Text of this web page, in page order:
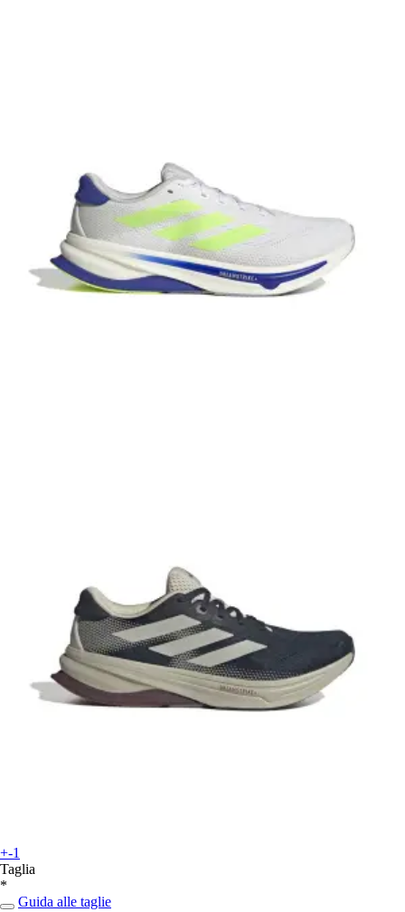
+-1
Taglia
*
Guida alle taglie